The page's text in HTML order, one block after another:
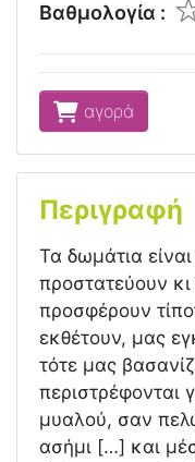
Βαθμολογία :
αγορά
Περιγραφή
Τα δωμάτια
προστατεύουν
προσφέρουν
εκθέτουν, μας
τότε μας
περιστρέφονται
μυαλού, σαν
ασήμι […] και